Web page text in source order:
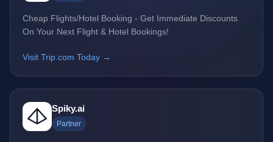
Cheap Flights/Hotel Booking - Get Immediate Discounts
On Your Next Flight & Hotel Bookings!
Visit Trip.com Today →
Spiky.ai
Partner